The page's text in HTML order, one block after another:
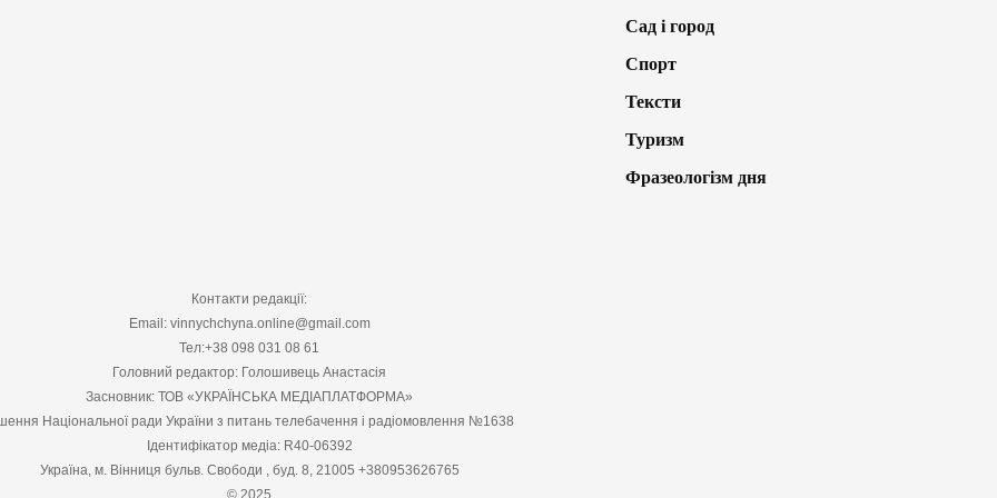
Сад і город
Спорт
Тексти
Туризм
Фразеологізм дня
Контакти редакції:
Email: vinnychchyna.online@gmail.com
Тел:+38 098 031 08 61
Головний редактор: Голошивець Анастасія
Засновник: ТОВ «УКРАЇНСЬКА МЕДІАПЛАТФОРМА»
Національної ради України з питань телебачення і радіомовлення №1638
Ідентифікатор медіа: R40-06392
Україна, м. Вінниця бульв. Свободи , буд. 8, 21005 +380953626765